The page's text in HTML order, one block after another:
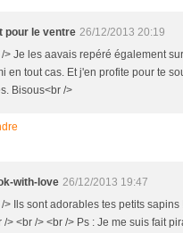
pour le ventre 26/12/2013 20:19
/> Je les aavais repéré également
en tout cas. Et j'en profite pour te
Bisous<br />
with-love 26/12/2013 19:47
> Ils sont adorables tes petits sapins
/> <br /> <br /> Ps : Je me suis fait